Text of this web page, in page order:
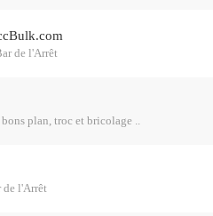
de l'Arrêt
plan, troc et bricolage ..
de l'Arrêt